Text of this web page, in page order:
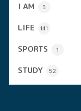
I AM 5
LIFE 141
SPORTS 1
STUDY 52